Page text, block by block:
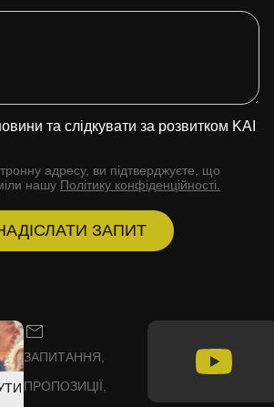
та слідкувати за розвитком KAI
ЗАПИТ
адресу, ви підтверджуєте, що
нашу Політику конфіденційності.
ЗАПИТАННЯ,
ПРОПОЗИЦІЇ,